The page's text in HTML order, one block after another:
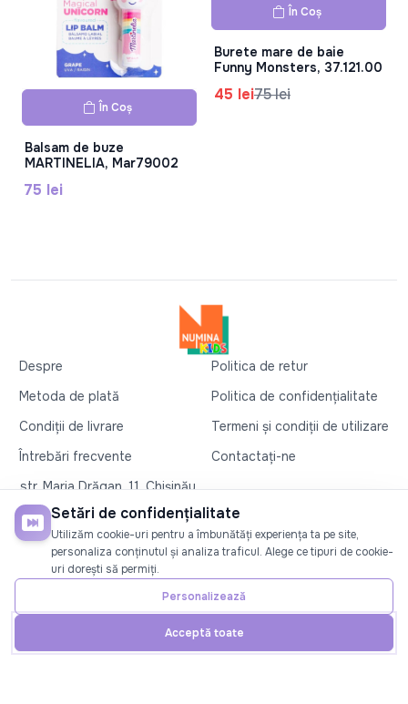
Telefon Cont
În Coș
Balsam de buze
MARTINELIA, Mar79002
75 lei
În Coș
Burete mare de baie
Funny Monsters, 37.121.00
45 lei75 lei
Despre
Politica de retur
Metoda de plată
Politica de confidențialitate
Condiții de livrare
Termeni și condiții de utilizare
Întrebări frecvente
Contactați-ne
str. Maria Drăgan, 11, Chișinău
+37360327279
©2026Numina Kids. Toate drepturile rezervate
SOCIAL
Setări de confidențialitate
Utilizăm cookie-uri pentru a îmbunătăți experiența ta pe site,
personaliza conținutul și analiza traficul. Alege ce tipuri de cookie-
uri dorești să permiți.
Personalizează
Acceptă toate